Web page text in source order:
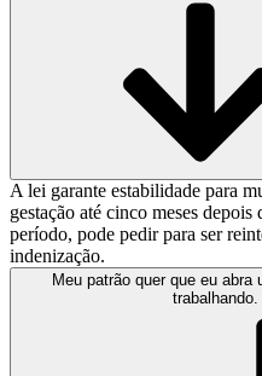
A lei garante estabilidade para
gestação até cinco meses
período, pode pedir para ser
indenização.
Meu patrão quer que eu